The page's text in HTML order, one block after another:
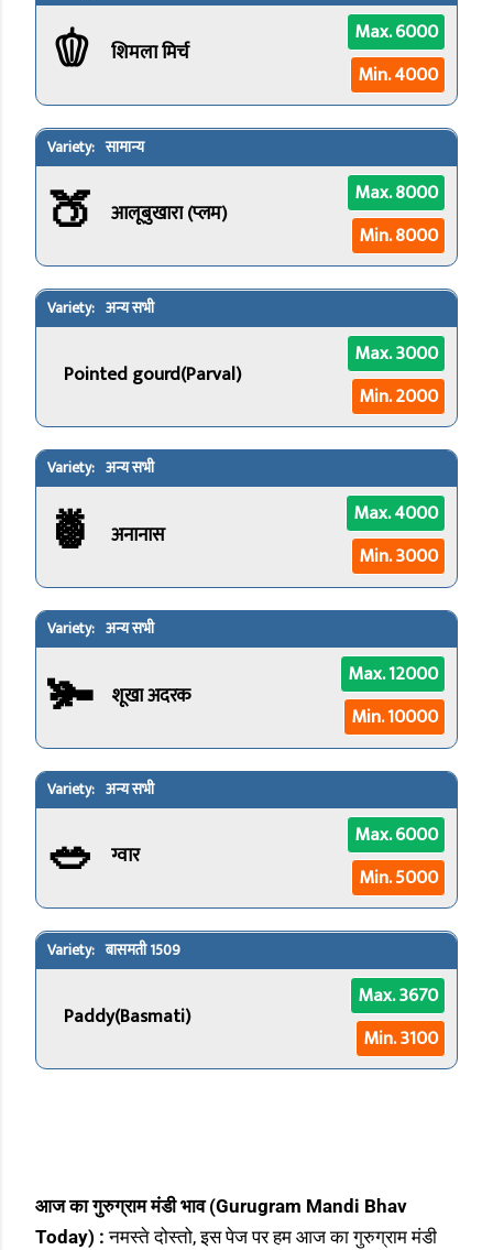
🫑 शिमला मिर्च
Max. 6000
Min. 4000
सामान्य
🍑 आलूबुखारा (प्लम)
Max. 8000
Min. 8000
अन्य सभी
Pointed gourd(Parval)
Max. 3000
Min. 2000
अन्य सभी
🍍 अनानास
Max. 4000
Min. 3000
अन्य सभी
🫚 शूखा अदरक
Max. 12000
Min. 10000
अन्य सभी
🥗 ग्वार
Max. 6000
Min. 5000
बासमती 1509
Paddy(Basmati)
Max. 3670
Min. 3100
आज का गुरुग्राम मंडी भाव (Gurugram Mandi Bhav
Today) : नमस्ते दोस्तो, इस पेज पर हम आज का गुरुग्राम मंडी